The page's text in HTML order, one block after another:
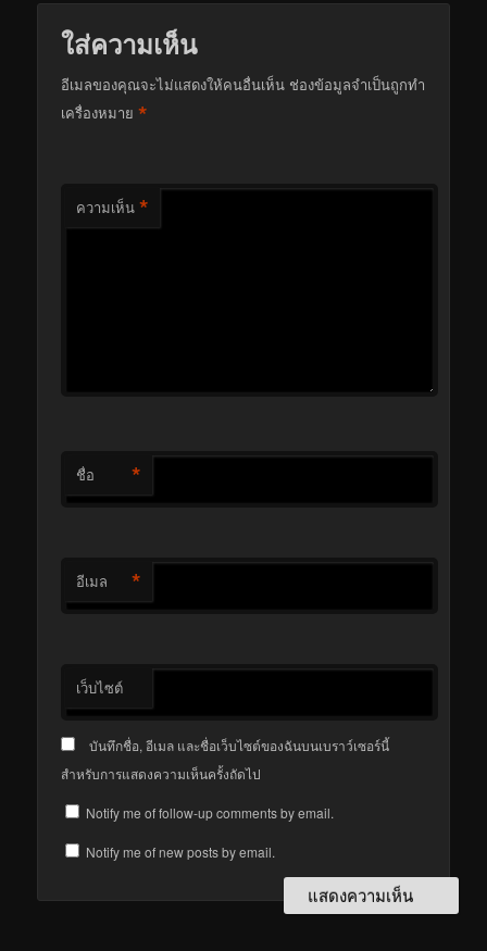
ใส่ความเห็น
อีเมลของคุณจะไม่แสดงให้คนอื่นเห็น ช่องข้อมูลจำเป็นถูกทำ
เครื่องหมาย*
ความเห็น *
ชื่อ *
อีเมล *
เว็บไซต์
บันทึกชื่อ, อีเมล และชื่อเว็บไซต์ของฉันบนเบราว์เซอร์นี้
สำหรับการแสดงความเห็นครั้งถัดไป
Notify me of follow-up comments by email.
Notify me of new posts by email.